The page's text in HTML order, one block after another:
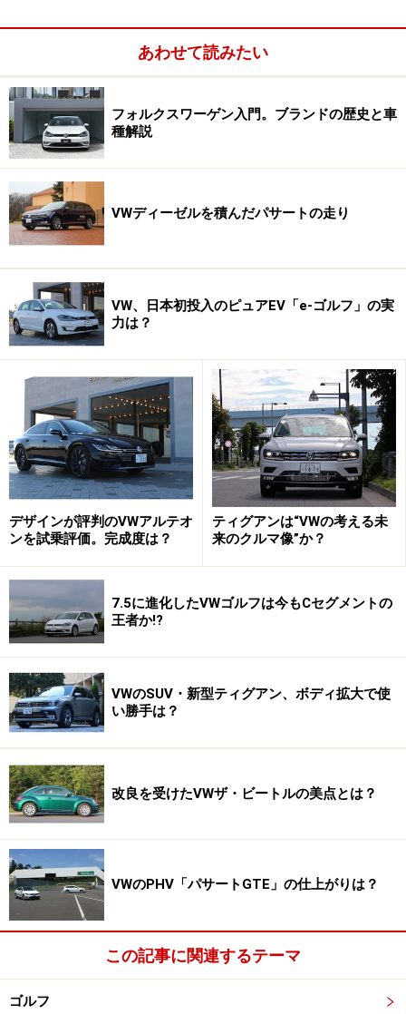
VWの歴史は、その端緒からして決して明るいものとはい
えない。天才エンジニアたるフェルディナント・ポルシ
ェの大衆車プランを、時の権力者であるアドルフ・ヒト
ラーが利用し、国家戦略の国民車計画として大々的に推
し進めたことが、すべての発端だった。後にビートルの
愛称で親しまることになる自動車史に燦然と輝くVW最初
の一台は、そんな暗い歴史から生まれたのだ。
ベスト＆ロングセラーになったのみならず、15年前まで
はノックダウン生産（メキシコ）もされていた。ポルシ
ェ博士の設計が斬新で、確かなものであったという証拠
であろう。1938年から2003年までの累計生産台数は
2100万台以上を数える。
1974年に登場、デザインはジウジアーロが手がけた。写真は
1983年にモデルチェンジを果たした2世代目（ゴルフ2）
70年代に入ると、VWはまたしても革命的な大衆車ゴル
フを発表。ビートルとはうってかわってボクシーなジウ
ジアーロデザインのハッチバックモデルは、瞬く間にベ
ストセラーカーとなった。以降、ゴルフはコンパクトカ
ークラスのスタンダードとなり、七世代目を迎えた今も
なお、世界中のメーカーがお手本にする存在である。
VW＝フォルクスワーゲン、ドイツ語で、国民（人々）の
あわせて読みたい
フォルクスワーゲン入門。ブランドの歴史と車
種解説
VWディーゼルを積んだパサートの走り
VW、日本初投入のピュアEV「e-ゴルフ」の実
力は？
デザインが評判のVWアルテオ
ンを試乗評価。完成度は？
ティグアンは“VWの考える未
来のクルマ像”か？
7.5に進化したVWゴルフは今もCセグメントの
王者か!?
VWのSUV・新型ティグアン、ボディ拡大で使
い勝手は？
改良を受けたVWザ・ビートルの美点とは？
VWのPHV「パサートGTE」の仕上がりは？
この記事に関連するテーマ
ゴルフ